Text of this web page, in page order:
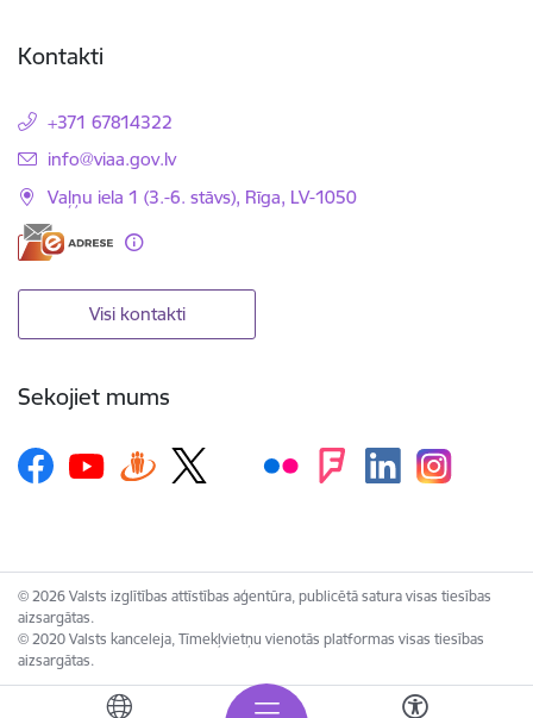
Kontakti
+371 67814322
E-pasts:
info@viaa.gov.lv
Vaļņu iela 1 (3.-6. stāvs), Rīga, LV-1050
Visi kontakti
Sekojiet mums
© 2026 Valsts izglītības attīstības aģentūra, publicētā satura visas tiesības
aizsargātas.
© 2020 Valsts kanceleja, Tīmekļvietņu vienotās platformas visas tiesības
aizsargātas.